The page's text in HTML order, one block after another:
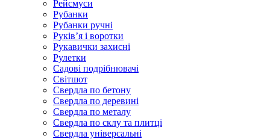
Рейсмуси
Рубанки
Рубанки ручні
Руківʼя і воротки
Рукавички захисні
Рулетки
Садові подрібнювачі
Світшот
Свердла по бетону
Свердла по деревині
Свердла по металу
Свердла по склу та плитці
Свердла універсальні